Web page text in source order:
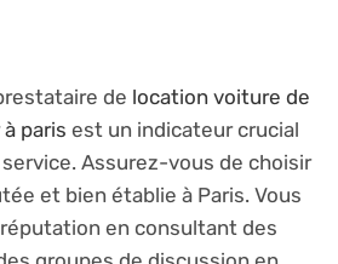
de location voiture de
paris est un indicateur crucial
Assurez-vous de choisir
et bien établie à Paris. Vous
en consultant des